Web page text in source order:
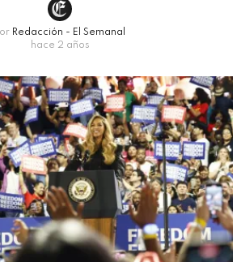
Redacción - El Semanal
hace 2 años